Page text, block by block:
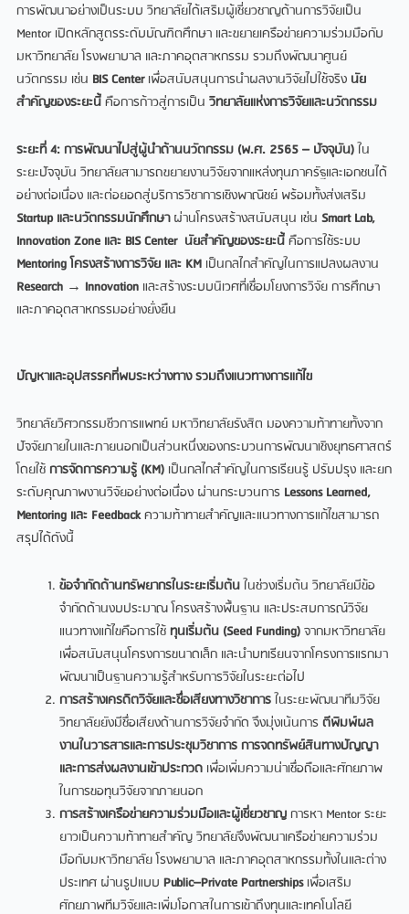
การพัฒนาอย่างเป็นระบบ วิทยาลัยได้เสริมผู้เชี่ยวชาญด้านการวิจัยเป็น
Mentor เปิดหลักสูตรระดับบัณฑิตศึกษา และขยายเครือข่ายความร่วมมือกับ
มหาวิทยาลัย โรงพยาบาล และภาคอุตสาหกรรม รวมถึงพัฒนาศูนย์
นวัตกรรม เช่น BIS Centerเพื่อสนับสนุนการนำผลงานวิจัยไปใช้จริง นัย
สำคัญของระยะนี้คือการก้าวสู่การเป็นวิทยาลัยแห่งการวิจัยและนวัตกรรม
ระยะที่4: การพัฒนาไปสู่ผู้นำด้านนวัตกรรม (พ.ศ. 2565 – ปัจจุบัน)ใน
ระยะปัจจุบัน วิทยาลัยสามารถขยายงานวิจัยจากแหล่งทุนภาครัฐและเอกชนได้
อย่างต่อเนื่อง และต่อยอดสู่บริการวิชาการเชิงพาณิชย์ พร้อมทั้งส่งเสริม
Startup และนวัตกรรมนักศึกษาผ่านโครงสร้างสนับสนุน เช่นSmart Lab,
Innovation Zone และ BIS Center นัยสำคัญของระยะนี้คือการใช้ระบบ
Mentoring โครงสร้างการวิจัย และ KM เป็นกลไกสำคัญในการแปลงผลงาน
Research → Innovation และสร้างระบบนิเวศที่เชื่อมโยงการวิจัย การศึกษา
และภาคอุตสาหกรรมอย่างยั่งยืน
ปัญหาและอุปสรรคที่พบระหว่างทาง รวมถึงแนวทางการแก้ไข
วิทยาลัยวิศวกรรมชีวการแพทย์ มหาวิทยาลัยรังสิต มองความท้าทายทั้งจาก
ปัจจัยภายในและภายนอกเป็นส่วนหนึ่งของกระบวนการพัฒนาเชิงยุทธศาสตร์
โดยใช้ การจัดการความรู้ (KM) เป็นกลไกสำคัญในการเรียนรู้ ปรับปรุง และยก
ระดับคุณภาพงานวิจัยอย่างต่อเนื่อง ผ่านกระบวนการ Lessons Learned,
Mentoring และ Feedbackความท้าทายสำคัญและแนวทางการแก้ไขสามารถ
สรุปได้ดังนี้
ข้อจำกัดด้านทรัพยากรในระยะเริ่มต้นในช่วงเริ่มต้น วิทยาลัยมีข้อ
จำกัดด้านงบประมาณ โครงสร้างพื้นฐาน และประสบการณ์วิจัย
แนวทางแก้ไขคือการใช้ทุนเริ่มต้น (Seed Funding)จากมหาวิทยาลัย
เพื่อสนับสนุนโครงการขนาดเล็ก และนำบทเรียนจากโครงการแรกมา
พัฒนาเป็นฐานความรู้สำหรับการวิจัยในระยะต่อไป
การสร้างเครดิตวิจัยและชื่อเสียงทางวิชาการในระยะพัฒนาทีมวิจัย
วิทยาลัยยังมีชื่อเสียงด้านการวิจัยจำกัด จึงมุ่งเน้นการตีพิมพ์ผล
งานในวารสารและการประชุมวิชาการ การจดทรัพย์สินทางปัญญา
และการส่งผลงานเข้าประกวดเพื่อเพิ่มความน่าเชื่อถือและศักยภาพ
ในการขอทุนวิจัยจากภายนอก
การสร้างเครือข่ายความร่วมมือและผู้เชี่ยวชาญการหา Mentor ระยะ
ยาวเป็นความท้าทายสำคัญ วิทยาลัยจึงพัฒนาเครือข่ายความร่วม
มือกับมหาวิทยาลัย โรงพยาบาล และภาคอุตสาหกรรมทั้งในและต่าง
ประเทศ ผ่านรูปแบบ Public–Private Partnershipsเพื่อเสริม
ศักยภาพทีมวิจัยและเพิ่มโอกาสในการเข้าถึงทุนและเทคโนโลยี